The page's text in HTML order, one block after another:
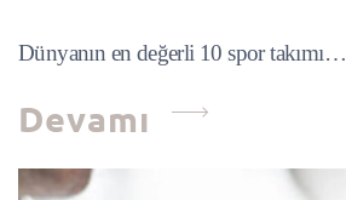
Dünyanın en değerli 10 spor takımı…
Devamı